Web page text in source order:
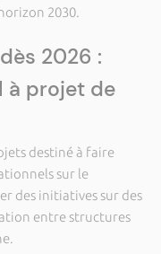
2030.
2026 :
à projet de
destiné à faire
sur le
des initiatives sur des
entre structures